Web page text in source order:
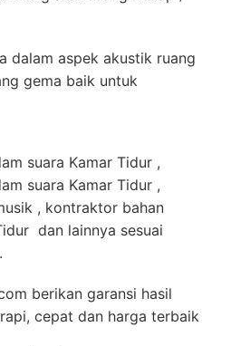
dalam aspek akustik ruang
gema baik untuk
suara Kamar Tidur ,
suara Kamar Tidur ,
, kontraktor bahan
dan lainnya sesuai
berikan garansi hasil
cepat dan harga terbaik